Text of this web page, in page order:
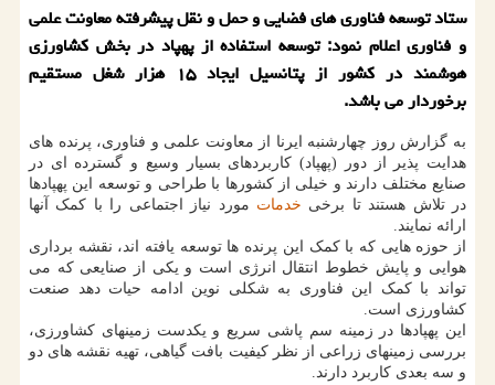
ستاد توسعه فناوری های فضایی و حمل و نقل پیشرفته معاونت علمی
و فناوری اعلام نمود: توسعه استفاده از پهپاد در بخش کشاورزی
هوشمند در کشور از پتانسیل ایجاد ۱۵ هزار شغل مستقیم
برخوردار می باشد.
به گزارش روز چهارشنبه ایرنا از معاونت علمی و فناوری، پرنده های
هدایت پذیر از دور (پهپاد) کاربردهای بسیار وسیع و گسترده ای در
صنایع مختلف دارند و خیلی از کشورها با طراحی و توسعه این پهپادها
در تلاش هستند تا برخی خدمات مورد نیاز اجتماعی را با کمک آنها
ارائه نمایند.
از حوزه هایی که با کمک این پرنده ها توسعه یافته اند، نقشه برداری
هوایی و پایش خطوط انتقال انرژی است و یکی از صنایعی که می
تواند با کمک این فناوری به شکلی نوین ادامه حیات دهد صنعت
کشاورزی است.
این پهپادها در زمینه سم پاشی سریع و یکدست زمینهای کشاورزی،
بررسی زمینهای زراعی از نظر کیفیت بافت گیاهی، تهیه نقشه های دو
و سه بعدی کاربرد دارند.